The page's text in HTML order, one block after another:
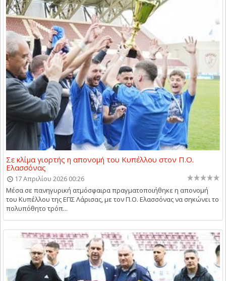
Σε κλίμα γιορτής η απονομή του Κυπέλλου στον Π.Ο.
Ελασσόνας
17 Απριλίου 2026 00:26
Μέσα σε πανηγυρική ατμόσφαιρα πραγματοποιήθηκε η απονομή
του Κυπέλλου της ΕΠΣ Λάρισας, με τον Π.Ο. Ελασσόνας να σηκώνει το
πολυπόθητο τρόπ...